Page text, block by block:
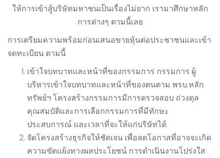
ให้การเข้าสู้บริษัทมหาชนเป็นเรื่องไม่ยาก เรามาศึกษาหลัก
การต่างๆ ตามนี้เลย
การเตรียมความพร้อมก่อนเสนอขายหุ้นต่อประชาชนและเข้า
จดทะเบียน ตามนี้
เข้าใจบทบาทและหน้าที่ของกรรมการ กรรมการ ผู้
บริหารเข้าใจบทบาทและหน้าที่ของตนตาม พรบ.หลัก
ทรัพย์ฯ โครงสร้างกรรมการมีการตรวจสอบ ถ่วงดุล
คุณสมบัติและการเลือกกรรมการที่มีทักษะ
ประสบการณ์ และเวลาที่จะให้แก่บริษัทได้
จัดโครงสร้างธุรกิจให้ชัดเจน เพื่อลดโอกาสที่อาจจะเกิด
ความขัดแย้งทางผลประโยชน์ การดำเนินงานโปร่งใส